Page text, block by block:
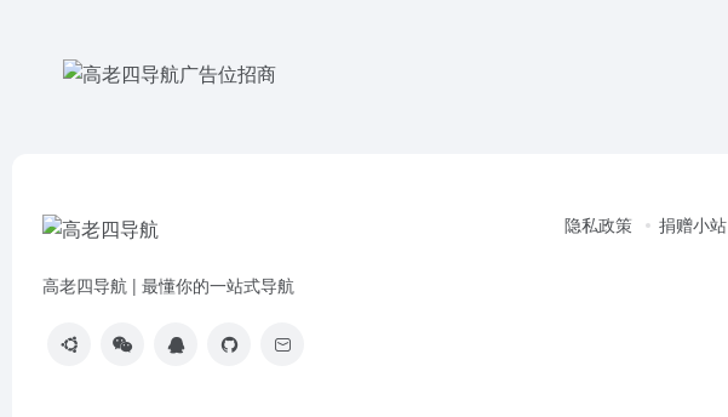
高老四导航 | 最懂你的一站式导航
隐私政策 捐赠小站